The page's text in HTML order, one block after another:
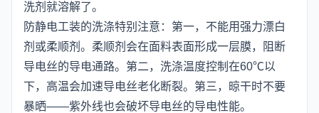
洗剂就溶解了。
防静电工装的洗涤特别注意：第一，不能用强力漂白
剂或柔顺剂。柔顺剂会在面料表面形成一层膜，阻断
导电丝的导电通路。第二，洗涤温度控制在60℃以
下，高温会加速导电丝老化断裂。第三，晾干时不要
暴晒——紫外线也会破坏导电丝的导电性能。